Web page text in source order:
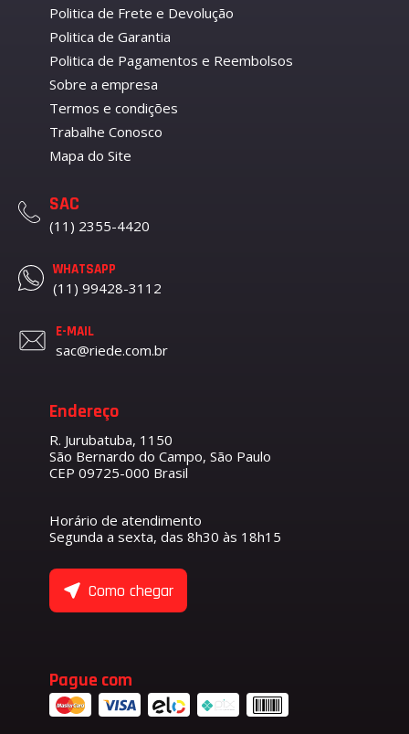
Politica de Frete e Devolução
Politica de Garantia
Politica de Pagamentos e Reembolsos
Sobre a empresa
Termos e condições
Trabalhe Conosco
Mapa do Site
SAC
(11) 2355-4420
WHATSAPP
(11) 99428-3112
E-MAIL
sac@riede.com.br
Endereço
R. Jurubatuba, 1150
São Bernardo do Campo, São Paulo
CEP 09725-000 Brasil
Horário de atendimento
Segunda a sexta, das 8h30 às 18h15
Como chegar
Pague com